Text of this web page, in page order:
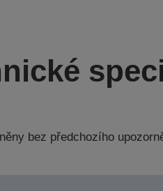
bez předchozího